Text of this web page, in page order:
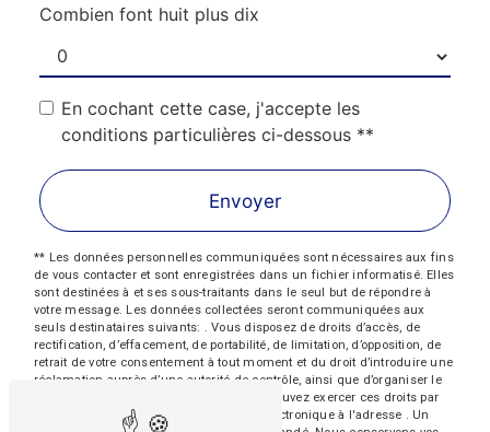
Combien font huit plus dix
En cochant cette case, j'accepte les
conditions particulières ci-dessous **
Envoyer
** Les données personnelles communiquées sont nécessaires aux fins
de vous contacter et sont enregistrées dans un fichier informatisé. Elles
sont destinées à et ses sous-traitants dans le seul but de répondre à
votre message. Les données collectées seront communiquées aux
seuls destinataires suivants: . Vous disposez de droits d’accès, de
rectification, d’effacement, de portabilité, de limitation, d’opposition, de
retrait de votre consentement à tout moment et du droit d’introduire une
réclamation auprès d’une autorité de contrôle, ainsi que d’organiser le
sort de vos données post-mortem. Vous pouvez exercer ces droits par
voie postale à l'adresse ou par courrier électronique à l'adresse . Un